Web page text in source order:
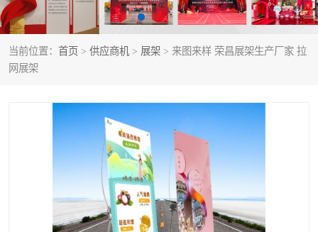
当前位置： 首页 > 供应商机 > 展架 > 来图来样 荣昌展架生产厂家 拉
网展架
标识标牌类 写真喷绘类
展架 条幅